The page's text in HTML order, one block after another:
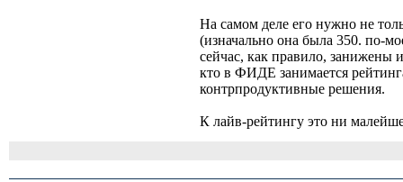
На самом деле его нужно не
(изначально она была 350. по-
сейчас, как правило, занижены
кто в ФИДЕ занимается
контрпродуктивные решения.
К лайв-рейтингу это ни